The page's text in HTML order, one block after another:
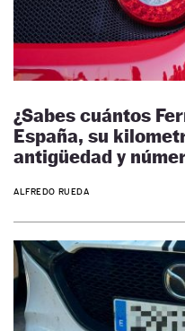
¿Sabes cuántos
España, su
antigüedad y
ALFREDO RUEDA